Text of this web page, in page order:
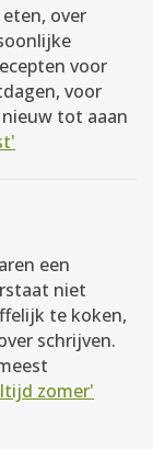
over
voor
voor
tot aaan
een
niet
te koken,
schrijven.
zomer'